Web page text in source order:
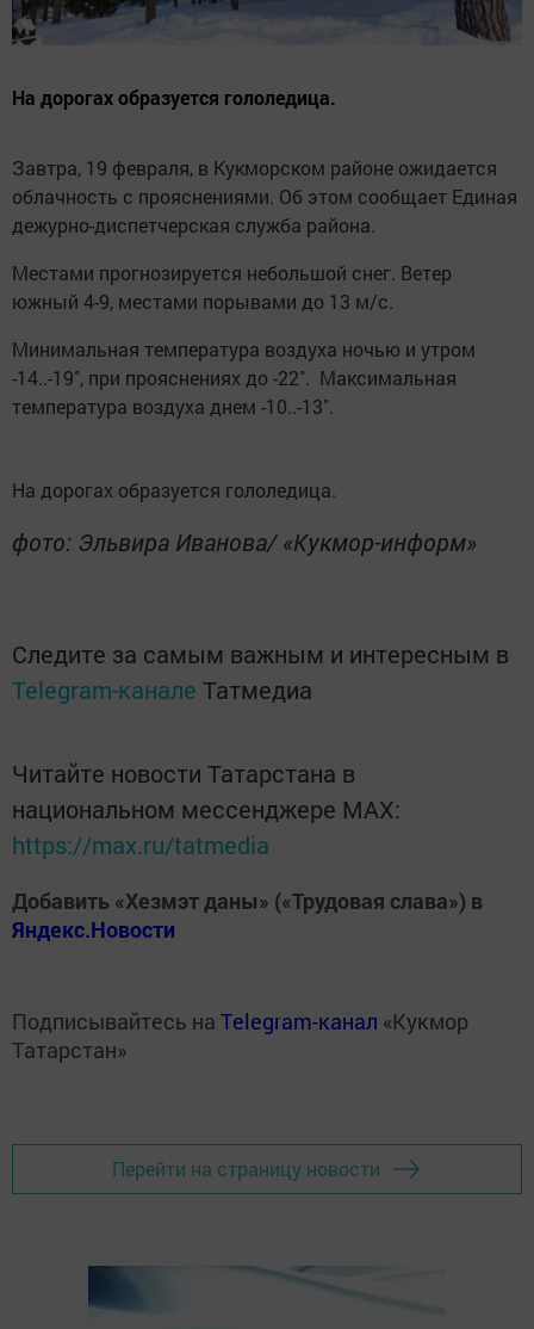
На дорогах образуется гололедица.
Завтра, 19 февраля, в Кукморском районе ожидается
облачность с прояснениями. Об этом сообщает Единая
дежурно-диспетчерская служба района.
Местами прогнозируется небольшой снег. Ветер
южный 4-9, местами порывами до 13 м/с.
Минимальная температура воздуха ночью и утром
-14..-19˚, при прояснениях до -22˚. Максимальная
температура воздуха днем -10..-13˚.
На дорогах образуется гололедица.
фото: Эльвира Иванова/ «Кукмор-информ»
Следите за самым важным и интересным в
Telegram-канале Татмедиа
Читайте новости Татарстана в
национальном мессенджере MАХ:
https://max.ru/tatmedia
Добавить «Хезмэт даны» («Трудовая слава») в
Яндекс.Новости
Подписывайтесь на Telegram-канал «Кукмор
Татарстан»
Перейти на страницу новости